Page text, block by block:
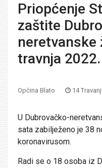
Priopćenje
zaštite
neretvanske
travnja 2022.
Općina Blato 14
U Dubrovačko-
sata zabilježeno je 38
koronavirusom.
Radi se o 18 osoba iz